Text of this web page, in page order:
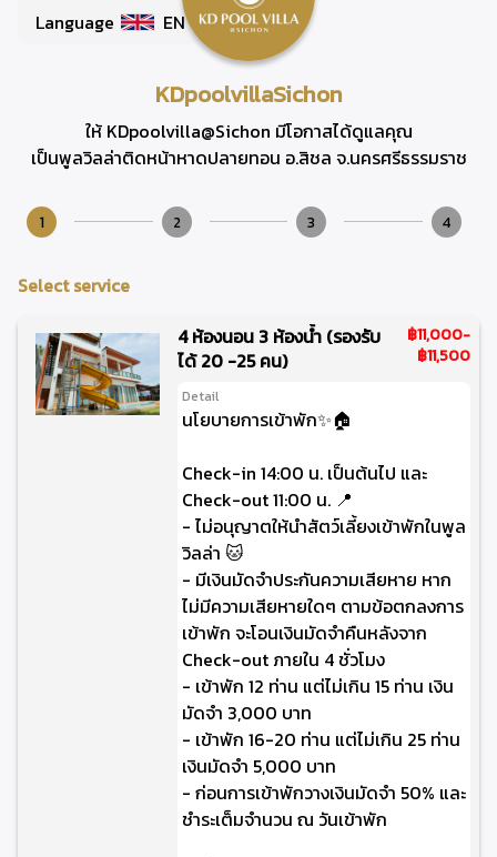
Language EN
KDpoolvillaSichon
ให้ KDpoolvilla@Sichon มีโอกาสได้ดูแลคุณ
เป็นพูลวิลล่าติดหน้าหาดปลายทอน อ.สิชล จ.นครศรีธรรมราช
1 2 3 4
Select service
4 ห้องนอน 3 ห้องน้ำ (รองรับ
ได้ 20 -25 คน)
฿11,000-
฿11,500
Detail
นโยบายการเข้าพัก✨🏠
Check-in 14:00 น. เป็นต้นไป และ
Check-out 11:00 น. 📍
- ไม่อนุญาตให้นำสัตว์เลี้ยงเข้าพักในพูล
วิลล่า 🐱
- มีเงินมัดจำประกันความเสียหาย หาก
ไม่มีความเสียหายใดๆ ตามข้อตกลงการ
เข้าพัก จะโอนเงินมัดจำคืนหลังจาก
Check-out ภายใน 4 ชั่วโมง
- เข้าพัก 12 ท่าน แต่ไม่เกิน 15 ท่าน เงิน
มัดจำ 3,000 บาท
- เข้าพัก 16-20 ท่าน แต่ไม่เกิน 25 ท่าน
เงินมัดจำ 5,000 บาท
- ก่อนการเข้าพักวางเงินมัดจำ 50% และ
ชำระเต็มจำนวน ณ วันเข้าพัก